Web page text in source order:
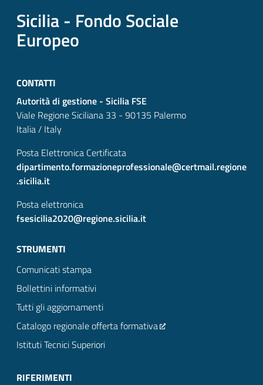
Sicilia - Fondo Sociale
Europeo
CONTATTI
Autorità di gestione - Sicilia FSE
Viale Regione Siciliana 33 - 90135 Palermo
Italia / Italy
Posta Elettronica Certificata
dipartimento.formazioneprofessionale@certmail.regione
.sicilia.it
Posta elettronica
fsesicilia2020@regione.sicilia.it
STRUMENTI
Comunicati stampa
Bollettini informativi
Tutti gli aggiornamenti
Catalogo regionale offerta formativa
Istituti Tecnici Superiori
RIFERIMENTI